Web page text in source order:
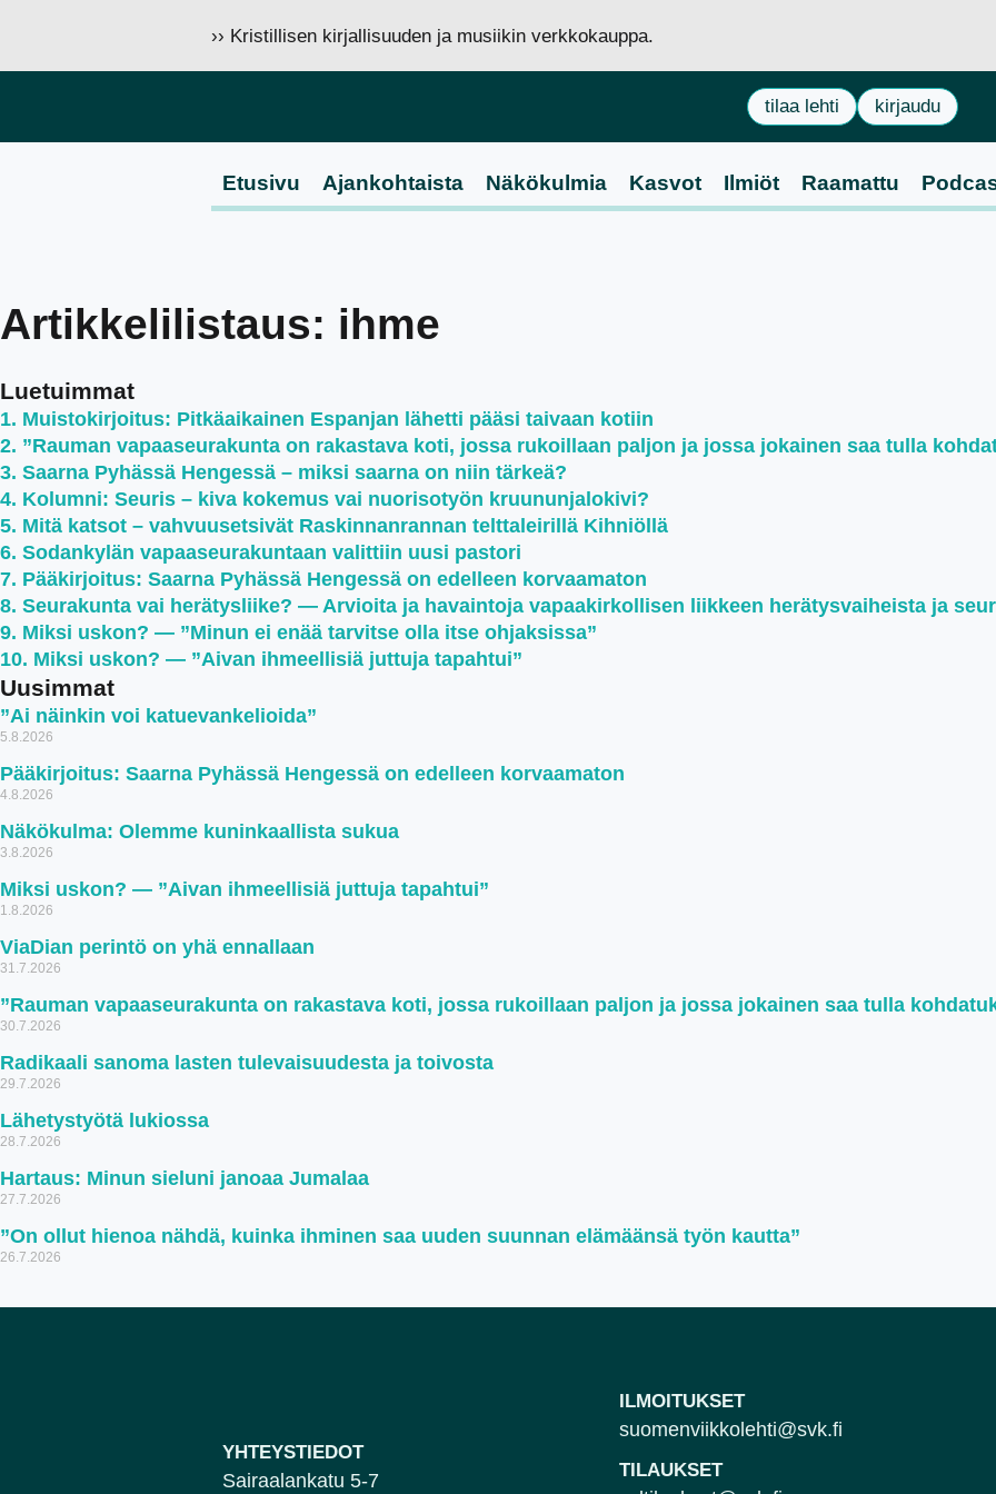
›› Kristillisen kirjallisuuden ja musiikin verkkokauppa.
tilaa lehti kirjaudu
Etusivu Ajankohtaista Näkökulmia Kasvot Ilmiöt Raamattu
Artikkelilistaus: ihme
Luetuimmat
Muistokirjoitus: Pitkäaikainen Espanjan lähetti pääsi taivaan kotiin
”Rauman vapaaseurakunta on rakastava koti, jossa rukoillaan paljon ja jossa jokainen saa tulla
Saarna Pyhässä Hengessä – miksi saarna on niin tärkeä?
Kolumni: Seuris – kiva kokemus vai nuorisotyön kruununjalokivi?
Mitä katsot – vahvuusetsivät Raskinnanrannan telttaleirillä Kihniöllä
Sodankylän vapaaseurakuntaan valittiin uusi pastori
Pääkirjoitus: Saarna Pyhässä Hengessä on edelleen korvaamaton
Seurakunta vai herätysliike? — Arvioita ja havaintoja vapaakirkollisen liikkeen herätysvaiheista ja
Miksi uskon? — ”Minun ei enää tarvitse olla itse ohjaksissa”
Miksi uskon? — ”Aivan ihmeellisiä juttuja tapahtui”
Uusimmat
”Ai näinkin voi katuevankelioida”
5.8.2026
Pääkirjoitus: Saarna Pyhässä Hengessä on edelleen korvaamaton
4.8.2026
Näkökulma: Olemme kuninkaallista sukua
3.8.2026
Miksi uskon? — ”Aivan ihmeellisiä juttuja tapahtui”
1.8.2026
ViaDian perintö on yhä ennallaan
31.7.2026
”Rauman vapaaseurakunta on rakastava koti, jossa rukoillaan paljon ja jossa jokainen saa tulla
30.7.2026
Radikaali sanoma lasten tulevaisuudesta ja toivosta
29.7.2026
Lähetystyötä lukiossa
28.7.2026
Hartaus: Minun sieluni janoaa Jumalaa
27.7.2026
”On ollut hienoa nähdä, kuinka ihminen saa uuden suunnan elämäänsä työn kautta”
26.7.2026
YHTEYSTIEDOT
Sairaalankatu 5-7
ILMOITUKSET
suomenviikkolehti@svk.fi
TILAUKSET